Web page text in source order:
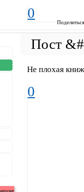
0
Не плохая
0